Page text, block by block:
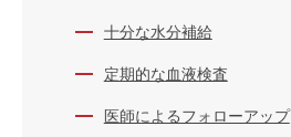
十分な水分補給
定期的な血液検査
医師によるフォローアップ